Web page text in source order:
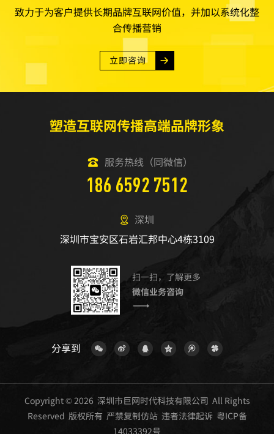
致力于为客户提供长期品牌互联网价值，并加以系统化整
合传播营销
立即咨询
塑造互联网传播高端品牌形象
服务热线（同微信）
186 6592 7512
深圳
深圳市宝安区石岩汇邦中心4栋3109
扫一扫，了解更多
微信业务咨询
分享到
Copyright © 2026 深圳市巨网时代科技有限公司 All Rights
Reserved 版权所有 严禁复制仿站 违者法律起诉 粤ICP备
14033392号